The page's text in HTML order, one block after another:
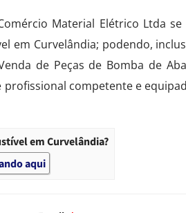
Material Elétrico Ltda
em Curvelândia; podendo,
de Peças de Bomba de
competente e
em Curvelândia?
aqui